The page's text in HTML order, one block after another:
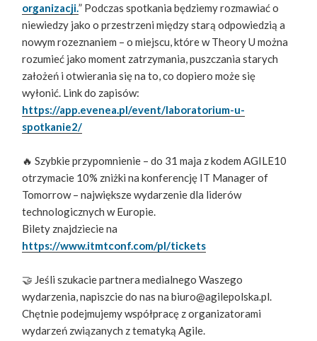
organizacji.” Podczas spotkania będziemy rozmawiać o
niewiedzy jako o przestrzeni między starą odpowiedzią a
nowym rozeznaniem – o miejscu, które w Theory U można
rozumieć jako moment zatrzymania, puszczania starych
założeń i otwierania się na to, co dopiero może się
wyłonić. Link do zapisów:
https://app.evenea.pl/event/laboratorium-u-
spotkanie2/
🔥 Szybkie przypomnienie – do 31 maja z kodem AGILE10
otrzymacie 10% zniżki na konferencję IT Manager of
Tomorrow – największe wydarzenie dla liderów
technologicznych w Europie.
Bilety znajdziecie na
https://www.itmtconf.com/pl/tickets
🤝 Jeśli szukacie partnera medialnego Waszego
wydarzenia, napiszcie do nas na biuro@agilepolska.pl.
Chętnie podejmujemy współpracę z organizatorami
wydarzeń związanych z tematyką Agile.